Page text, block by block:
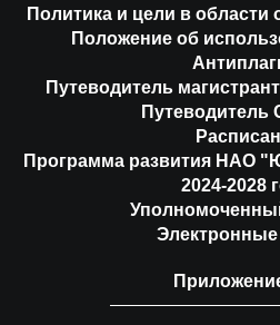
Политика и цели в области
Положение об
Путеводитель
Путеводитель
Программа развития НАО
2024-2028
Электронные